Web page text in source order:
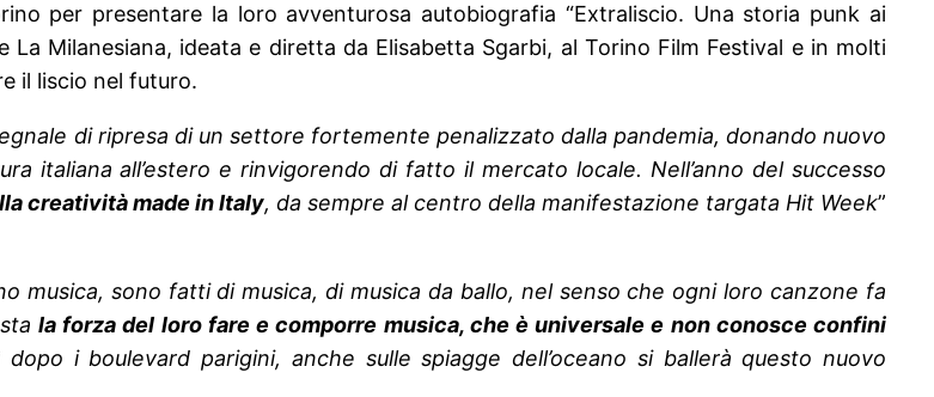
per presentare la loro avventurosa autobiografia “Extraliscio. Una storia punk ai
Milanesiana, ideata e diretta da Elisabetta Sgarbi, al Torino Film Festival e in molti
il liscio nel futuro.
di ripresa di un settore fortemente penalizzato dalla pandemia, donando nuovo
italiana all’estero e rinvigorendo di fatto il mercato locale. Nell’anno del successo
creatività made in Italy, da sempre al centro della manifestazione targata Hit Week”
musica, sono fatti di musica, di musica da ballo, nel senso che ogni loro canzone fa
la forza del loro fare e comporre musica, che è universale e non conosce confini
dopo i boulevard parigini, anche sulle spiagge dell’oceano si ballerà questo nuovo